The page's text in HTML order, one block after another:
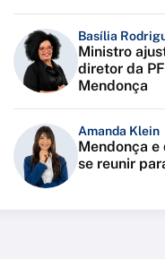
Basília
Ministro
diretor da
Mendonça
Amanda Klein
Mendonça e
se reunir